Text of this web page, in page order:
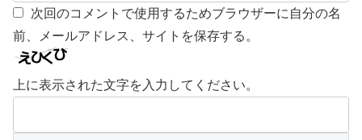
次回のコメントで使用するためブラウザーに自分の名
前、メールアドレス、サイトを保存する。
上に表示された文字を入力してください。